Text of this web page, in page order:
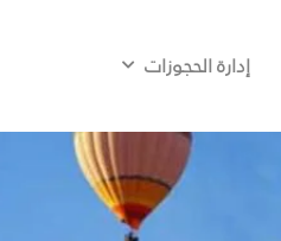
إدارة الحجوزات